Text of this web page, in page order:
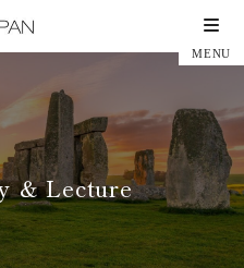
＆ Lecture